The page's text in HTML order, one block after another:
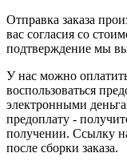
Отправка заказа
вас согласия со
подтверждение мы
У нас можно
воспользоваться
электронными
предоплату -
получении. Ссылку
после сборки заказа.